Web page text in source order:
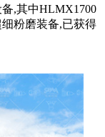
,其中HLMX1700
粉磨装备,已获得